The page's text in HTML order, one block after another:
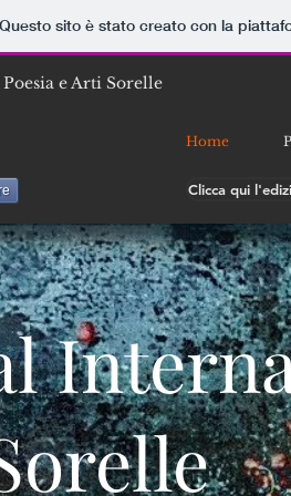
Questo sito è stato creato con la
e Arti Sorelle
Home
Clicca qui